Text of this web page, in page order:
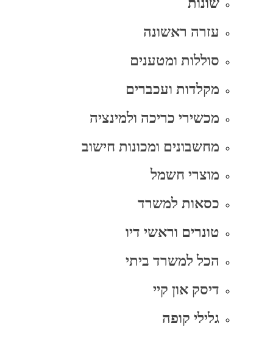
עזרה ראשונה
סוללות ומטענים
מקלדות ועכברים
מכשירי כריכה ולמינציה
מחשבונים ומכונות חישוב
מוצרי חשמל
כסאות למשרד
טונרים וראשי דיו
הכל למשרד ביתי
דיסק און קיי
גלילי קופה